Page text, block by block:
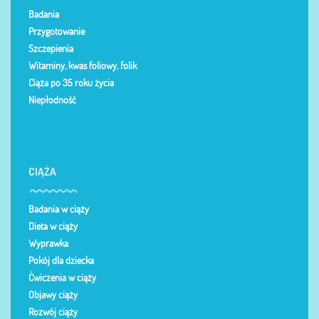
Badania
Przygotowanie
Szczepienia
Witaminy, kwas foliowy, folik
Ciąża po 35 roku życia
Niepłodność
CIĄŻA
Badania w ciąży
Dieta w ciąży
Wyprawka
Pokój dla dziecka
Ćwiczenia w ciąży
Objawy ciąży
Rozwój ciąży